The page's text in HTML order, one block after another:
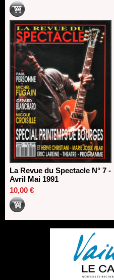
La Revue du Spectacle N° 7 -
Avril Mai 1991
10,00 €